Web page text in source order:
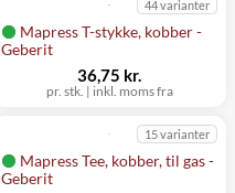
Mapress T-stykke, kobber -
Geberit
44 varianter
pr. stk. | inkl. moms fra
36,75 kr.
Mapress Tee, kobber, til gas -
Geberit
15 varianter